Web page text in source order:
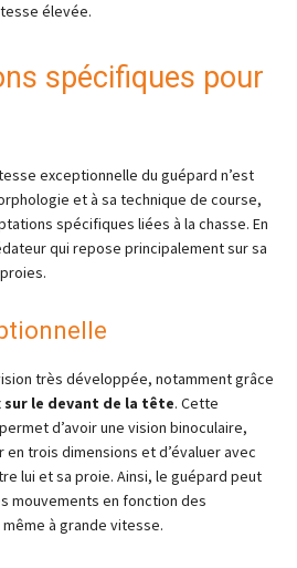
élevée.
spécifiques pour
exceptionnelle du guépard n’est
et à sa technique de course,
spécifiques liées à la chasse. En
qui repose principalement sur sa
très développée, notamment grâce
sur le devant de la tête. Cette
d’avoir une vision binoculaire,
trois dimensions et d’évaluer avec
lui et sa proie. Ainsi, le guépard peut
mouvements en fonction des
à grande vitesse.